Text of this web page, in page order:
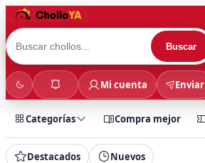
Buscar
Mi cuenta Enviar
Categorías Compra mejor
Destacados Nuevos